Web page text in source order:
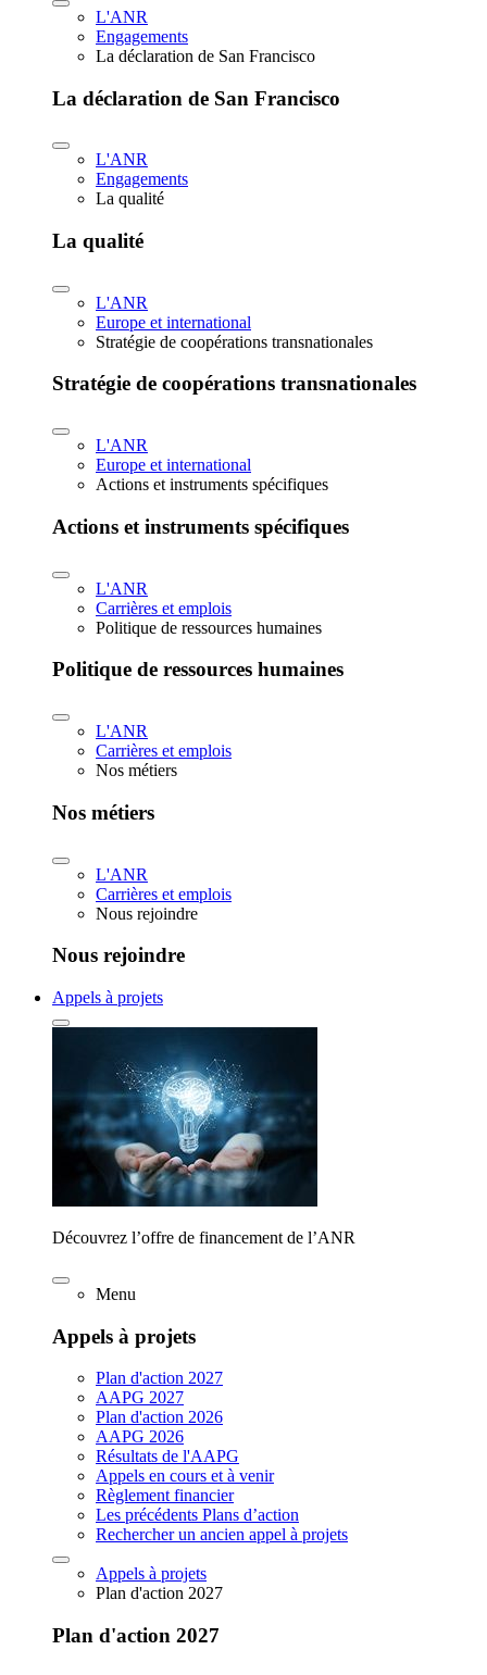
L'ANR
Engagements
La déclaration de San Francisco
La déclaration de San Francisco
L'ANR
Engagements
La qualité
La qualité
L'ANR
Europe et international
Stratégie de coopérations transnationales
Stratégie de coopérations transnationales
L'ANR
Europe et international
Actions et instruments spécifiques
Actions et instruments spécifiques
L'ANR
Carrières et emplois
Politique de ressources humaines
Politique de ressources humaines
L'ANR
Carrières et emplois
Nos métiers
Nos métiers
L'ANR
Carrières et emplois
Nous rejoindre
Nous rejoindre
Appels à projets
Découvrez l’offre de financement de l’ANR
Menu
Appels à projets
Plan d'action 2027
AAPG 2027
Plan d'action 2026
AAPG 2026
Résultats de l'AAPG
Appels en cours et à venir
Règlement financier
Les précédents Plans d’action
Rechercher un ancien appel à projets
Appels à projets
Plan d'action 2027
Plan d'action 2027